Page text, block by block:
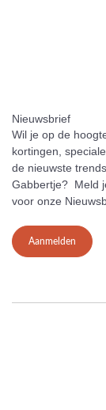
Nieuwsbrief
Wil je op de
kortingen,
de nieuwste
Gabbertje? Meld
voor onze
Aanmelden